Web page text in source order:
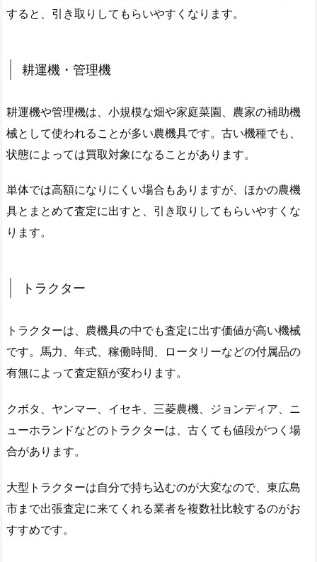
すると、引き取りしてもらいやすくなります。
耕運機・管理機
耕運機や管理機は、小規模な畑や家庭菜園、農家の補助機
械として使われることが多い農機具です。古い機種でも、
状態によっては買取対象になることがあります。
単体では高額になりにくい場合もありますが、ほかの農機
具とまとめて査定に出すと、引き取りしてもらいやすくな
ります。
トラクター
トラクターは、農機具の中でも査定に出す価値が高い機械
です。馬力、年式、稼働時間、ロータリーなどの付属品の
有無によって査定額が変わります。
クボタ、ヤンマー、イセキ、三菱農機、ジョンディア、ニ
ューホランドなどのトラクターは、古くても値段がつく場
合があります。
大型トラクターは自分で持ち込むのが大変なので、東広島
市まで出張査定に来てくれる業者を複数社比較するのがお
すすめです。